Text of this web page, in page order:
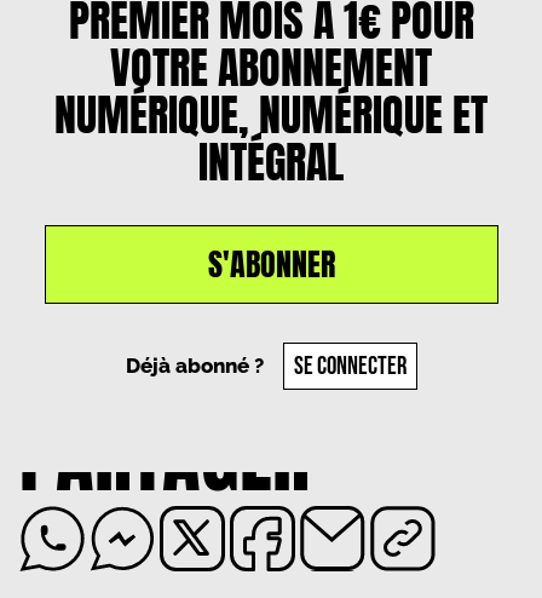
PREMIER MOIS À 1€ POUR
VOTRE ABONNEMENT
NUMÉRIQUE, NUMÉRIQUE ET
INTÉGRAL
S'ABONNER
Déjà abonné ? SE CONNECTER
Aliosha Costes, le
PARTAGER